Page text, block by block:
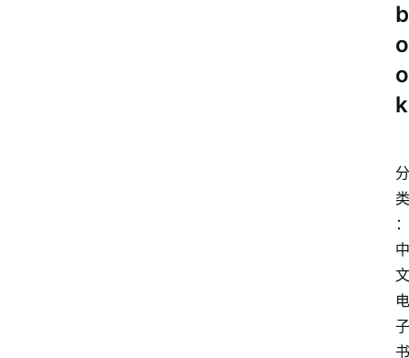
b
o
o
k
分
类
：
中
文
电
子
书